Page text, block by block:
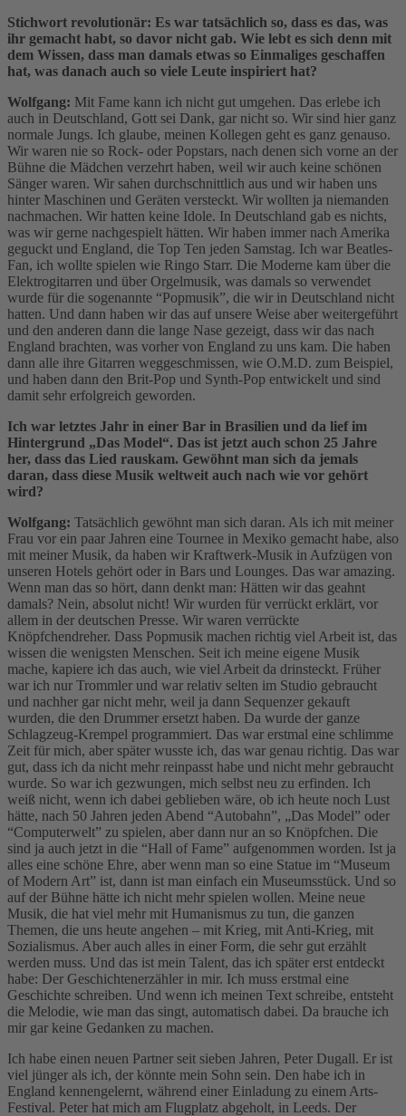
Stichwort revolutionär: Es war tatsächlich so, dass es das, was
ihr gemacht habt, so davor nicht gab. Wie lebt es sich denn mit
dem Wissen, dass man damals etwas so Einmaliges geschaffen
hat, was danach auch so viele Leute inspiriert hat?
Wolfgang: Mit Fame kann ich nicht gut umgehen. Das erlebe ich
auch in Deutschland, Gott sei Dank, gar nicht so. Wir sind hier ganz
normale Jungs. Ich glaube, meinen Kollegen geht es ganz genauso.
Wir waren nie so Rock- oder Popstars, nach denen sich vorne an der
Bühne die Mädchen verzehrt haben, weil wir auch keine schönen
Sänger waren. Wir sahen durchschnittlich aus und wir haben uns
hinter Maschinen und Geräten versteckt. Wir wollten ja niemanden
nachmachen. Wir hatten keine Idole. In Deutschland gab es nichts,
was wir gerne nachgespielt hätten. Wir haben immer nach Amerika
geguckt und England, die Top Ten jeden Samstag. Ich war Beatles-
Fan, ich wollte spielen wie Ringo Starr. Die Moderne kam über die
Elektrogitarren und über Orgelmusik, was damals so verwendet
wurde für die sogenannte “Popmusik”, die wir in Deutschland nicht
hatten. Und dann haben wir das auf unsere Weise aber weitergeführt
und den anderen dann die lange Nase gezeigt, dass wir das nach
England brachten, was vorher von England zu uns kam. Die haben
dann alle ihre Gitarren weggeschmissen, wie O.M.D. zum Beispiel,
und haben dann den Brit-Pop und Synth-Pop entwickelt und sind
damit sehr erfolgreich geworden.
Ich war letztes Jahr in einer Bar in Brasilien und da lief im
Hintergrund „Das Model“. Das ist jetzt auch schon 25 Jahre
her, dass das Lied rauskam. Gewöhnt man sich da jemals
daran, dass diese Musik weltweit auch nach wie vor gehört
wird?
Wolfgang: Tatsächlich gewöhnt man sich daran. Als ich mit meiner
Frau vor ein paar Jahren eine Tournee in Mexiko gemacht habe, also
mit meiner Musik, da haben wir Kraftwerk-Musik in Aufzügen von
unseren Hotels gehört oder in Bars und Lounges. Das war amazing.
Wenn man das so hört, dann denkt man: Hätten wir das geahnt
damals? Nein, absolut nicht! Wir wurden für verrückt erklärt, vor
allem in der deutschen Presse. Wir waren verrückte
Knöpfchendreher. Dass Popmusik machen richtig viel Arbeit ist, das
wissen die wenigsten Menschen. Seit ich meine eigene Musik
mache, kapiere ich das auch, wie viel Arbeit da drinsteckt. Früher
war ich nur Trommler und war relativ selten im Studio gebraucht
und nachher gar nicht mehr, weil ja dann Sequenzer gekauft
wurden, die den Drummer ersetzt haben. Da wurde der ganze
Schlagzeug-Krempel programmiert. Das war erstmal eine schlimme
Zeit für mich, aber später wusste ich, das war genau richtig. Das war
gut, dass ich da nicht mehr reinpasst habe und nicht mehr gebraucht
wurde. So war ich gezwungen, mich selbst neu zu erfinden. Ich
weiß nicht, wenn ich dabei geblieben wäre, ob ich heute noch Lust
hätte, nach 50 Jahren jeden Abend “Autobahn”, „Das Model” oder
“Computerwelt” zu spielen, aber dann nur an so Knöpfchen. Die
sind ja auch jetzt in die “Hall of Fame” aufgenommen worden. Ist ja
alles eine schöne Ehre, aber wenn man so eine Statue im “Museum
of Modern Art” ist, dann ist man einfach ein Museumsstück. Und so
auf der Bühne hätte ich nicht mehr spielen wollen. Meine neue
Musik, die hat viel mehr mit Humanismus zu tun, die ganzen
Themen, die uns heute angehen – mit Krieg, mit Anti-Krieg, mit
Sozialismus. Aber auch alles in einer Form, die sehr gut erzählt
werden muss. Und das ist mein Talent, das ich später erst entdeckt
habe: Der Geschichtenerzähler in mir. Ich muss erstmal eine
Geschichte schreiben. Und wenn ich meinen Text schreibe, entsteht
die Melodie, wie man das singt, automatisch dabei. Da brauche ich
mir gar keine Gedanken zu machen.
Ich habe einen neuen Partner seit sieben Jahren, Peter Dugall. Er ist
viel jünger als ich, der könnte mein Sohn sein. Den habe ich in
England kennengelernt, während einer Einladung zu einem Arts-
Festival. Peter hat mich am Flugplatz abgeholt, in Leeds. Der